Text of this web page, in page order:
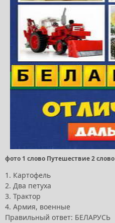
фото 1 слово Путешествие 2 слово
1. Картофель
2. Два петуха
3. Трактор
4. Армия, военные
Правильный ответ: БЕЛАРУСЬ